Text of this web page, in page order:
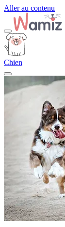
Aller au contenu
Chien